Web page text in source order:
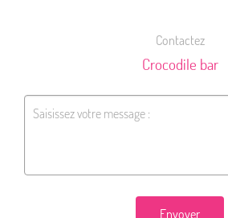
Contactez
Crocodile bar
Envoyer